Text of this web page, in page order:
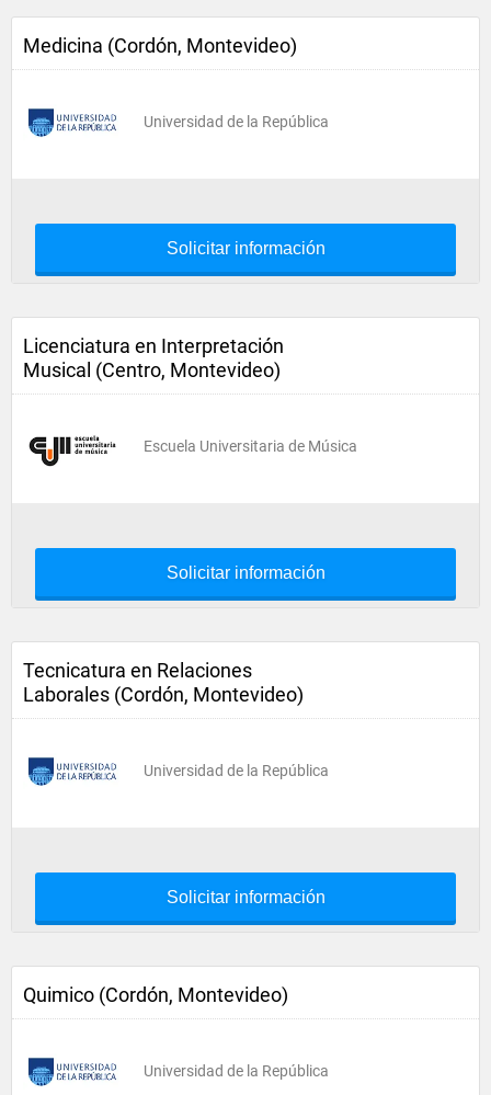
Medicina (Cordón, Montevideo)
Universidad de la República
Solicitar información
Licenciatura en Interpretación
Musical (Centro, Montevideo)
Escuela Universitaria de Música
Solicitar información
Tecnicatura en Relaciones
Laborales (Cordón, Montevideo)
Universidad de la República
Solicitar información
Quimico (Cordón, Montevideo)
Universidad de la República